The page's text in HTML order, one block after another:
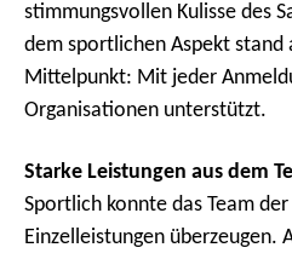
stimmungsvollen Kulisse des
dem sportlichen Aspekt stand
Mittelpunkt: Mit jeder
Organisationen unterstützt.
Starke Leistungen aus dem
Sportlich konnte das Team
Einzelleistungen überzeugen.